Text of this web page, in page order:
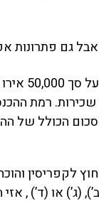
גם פתרונות
לקפריסין
או (ד’) ,